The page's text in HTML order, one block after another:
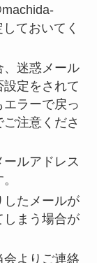
ておいてく
、迷惑メール
定をされて
ラーで戻っ
注意くださ
ルアドレス
したメールが
しまう場合が
会よりご連絡